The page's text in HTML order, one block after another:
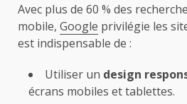
Avec plus de 60 % des
mobile, Google privilégie les
est indispensable de :
Utiliser un design
écrans mobiles et tablettes.